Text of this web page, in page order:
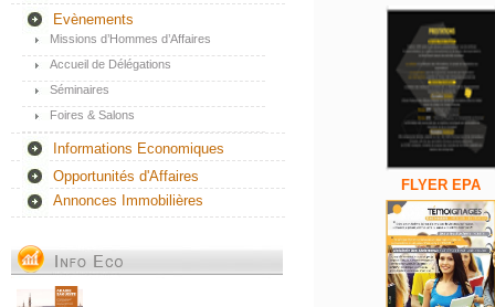
Evènements
Missions d’Hommes d’Affaires
Accueil de Délégations
Séminaires
Foires & Salons
Informations Economiques
Opportunités d'Affaires
Annonces Immobilières
FLYER EPA